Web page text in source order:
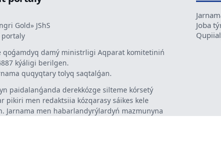
Gold» JShS
portaly
qoǵamdyq damý ministrligi Aqparat komitetiniń
kýáligi berilgen.
quqyqtary tolyq saqtalǵan.
paidalanǵanda derekkózge silteme kórsetý
pikiri men redaktsiia kózqarasy sáikes kele
Jarnama men habarlandyrýlardyń mazmunyna
Joba